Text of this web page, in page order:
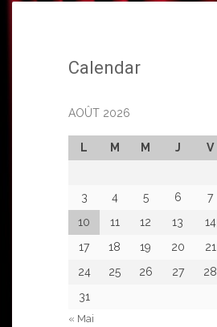
Calendar
AOÛT 2026
L M M J V
3
4 5 6 7
10
11 12 13 14
17
18 19 20 21
24
25 26 27 28
31
« Mai